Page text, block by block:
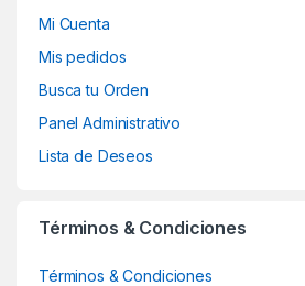
Mi Cuenta
Mis pedidos
Busca tu Orden
Panel Administrativo
Lista de Deseos
Términos & Condiciones
Términos & Condiciones